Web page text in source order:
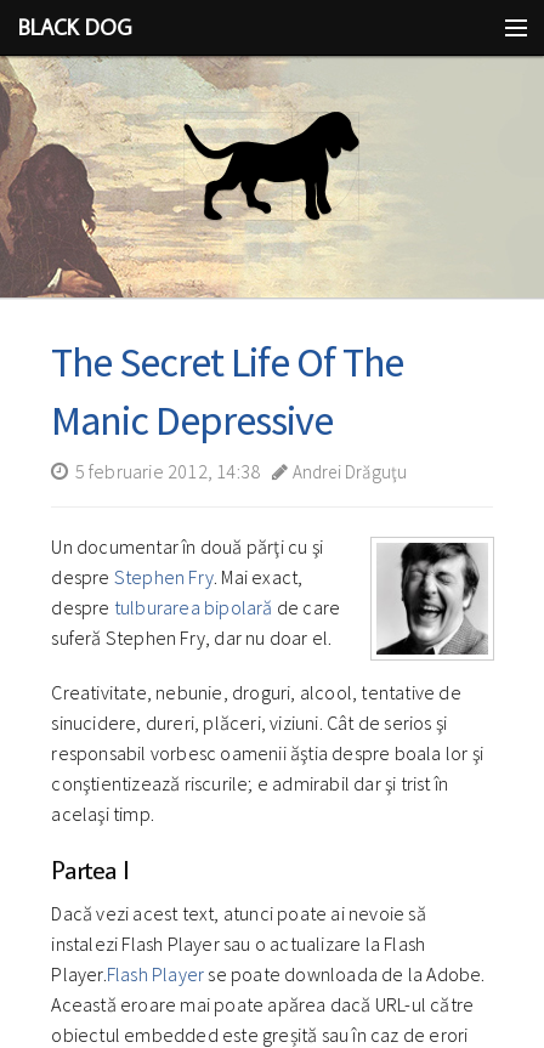
BLACK DOG
IDEEA
CU LIMBA SCOASĂ
The Secret Life Of The
Manic Depressive
5 februarie 2012, 14:38 Andrei Drăguţu
Un documentar în două părţi cu şi
despre Stephen Fry. Mai exact,
despre tulburarea bipolară de care
suferă Stephen Fry, dar nu doar el.
Creativitate, nebunie, droguri, alcool, tentative de
sinucidere, dureri, plăceri, viziuni. Cât de serios şi
responsabil vorbesc oamenii ăştia despre boala lor şi
conştientizează riscurile; e admirabil dar şi trist în
acelaşi timp.
Partea I
Dacă vezi acest text, atunci poate ai nevoie să
instalezi Flash Player sau o actualizare la Flash
Player.Flash Playerse poate downloada de la Adobe.
Această eroare mai poate apărea dacă URL-ul către
obiectul embedded este greșită sau în caz de erori